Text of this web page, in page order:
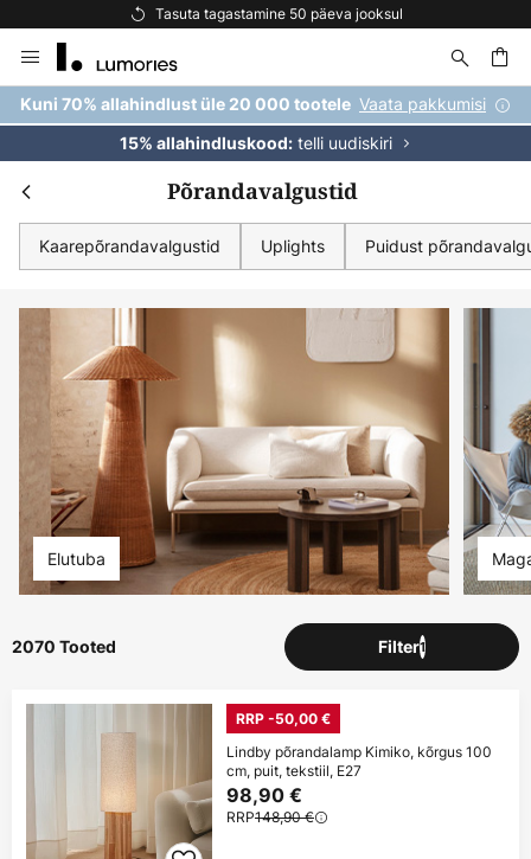
Tasuta kohaletoimetamine tellimustele üle 69 €
to
Content
Kuni 70% allahindlust üle 20 000 tootele Vaata pakkumisi
15% allahindluskood:telli uudiskiri
Põrandavalgustid
Kaarepõrandavalgustid Uplights Puidust
Elutuba
2070 Tooted Filter1
RRP -50,00 €
Lindby põrandalamp Kimiko, kõrgus 100
cm, puit, tekstiil, E27
98,90 €
RRP148,90 €